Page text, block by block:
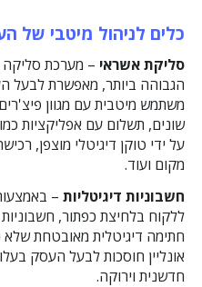
כלים לניהול מיטבי של
סליקת אשראי – מערכת
הגבוהה ביותר, מאפשרת לבעל
משתמש מיטבית עם מגוון
שונים, תשלום עם אפליקציות
על ידי טוקן דיגיטלי מוצפן,
מקום ועוד.
חשבוניות דיגיטליות –
ללקוח בלחיצת כפתור,
חתימה דיגיטלית מאובטחת שלא
אונליין חוסכות לבעל העסק
חדשנית וירוקה.